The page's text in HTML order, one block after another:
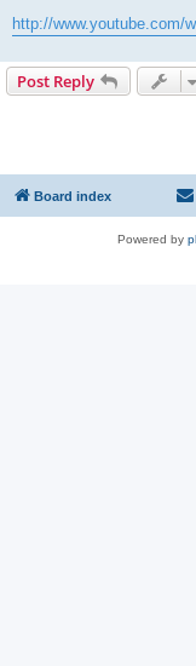
http://www.youtube.com/
Post Reply
Board index
Powered by